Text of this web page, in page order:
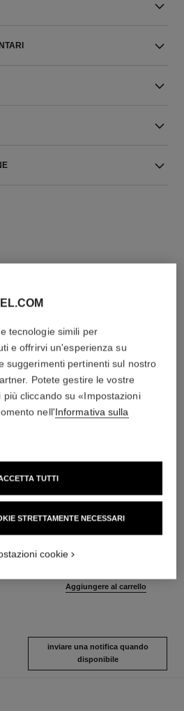
Ref. 175174
17 tonalità disponibili
Aggiungere al carrello
inviare una notifica quando
disponibile
tecnologie simili per
e offrirvi un'esperienza su
suggerimenti pertinenti sul nostro
Potete gestire le vostre
cliccando su «Impostazioni
nell'Informativa sulla
STRETTAMENTE NECESSARI
TUTTI
cookie